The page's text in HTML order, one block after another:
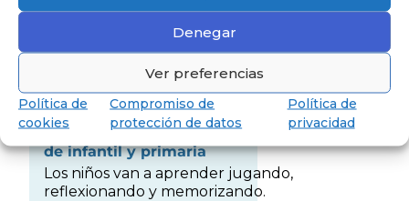
Denegar
Ver preferencias
Política de
cookies
Compromiso de
protección de datos
Política de
privacidad
Conoce nuestra pedagogía
de infantil y primaria
Los niños van a aprender jugando,
reflexionando y memorizando.